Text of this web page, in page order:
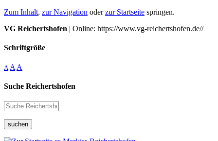
Zum Inhalt, zur Navigation oderzur Startseite springen.
VG Reichertshofen | Online: https://www.vg-reichertshofen.de//
Schriftgröße
A A A
Suche Reichertshofen
suchen